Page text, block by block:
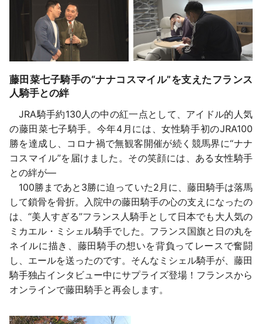
藤田菜七子騎手の“ナナコスマイル”を支えたフランス
人騎手との絆
JRA騎手約130人の中の紅一点として、アイドル的人気
の藤田菜七子騎手。今年4月には、女性騎手初のJRA100
勝を達成し、コロナ禍で無観客開催が続く競馬界に“ナナ
コスマイル”を届けました。その笑顔には、ある女性騎手
との絆が―
100勝まであと3勝に迫っていた2月に、藤田騎手は落馬
して鎖骨を骨折。入院中の藤田騎手の心の支えになったの
は、“美人すぎる”フランス人騎手として日本でも大人気の
ミカエル・ミシェル騎手でした。フランス国旗と日の丸を
ネイルに描き、藤田騎手の想いを背負ってレースで奮闘
し、エールを送ったのです。そんなミシェル騎手が、藤田
騎手独占インタビュー中にサプライズ登場！フランスから
オンラインで藤田騎手と再会します。